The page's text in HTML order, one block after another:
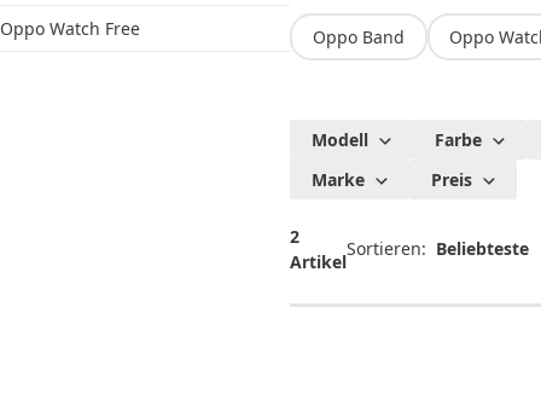
Oppo Watch Free
Oppo Band Oppo
Oppo
Modell
Farbe
Marke
Preis
2
Artikel
Sortieren: